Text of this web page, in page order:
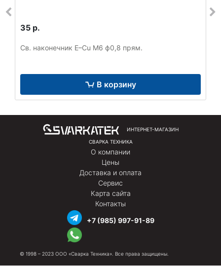
35 р.
Св. наконечник E–Cu М6 ф0,8 прям.
В корзину
ИНТЕРНЕТ-МАГАЗИН
СВАРКА ТЕХНИКА
О компании
Цены
Доставка и оплата
Сервис
Карта сайта
Контакты
+7 (985) 997-91-89
© 1998 – 2023 ООО «Сварка Техника». Все права защищены.